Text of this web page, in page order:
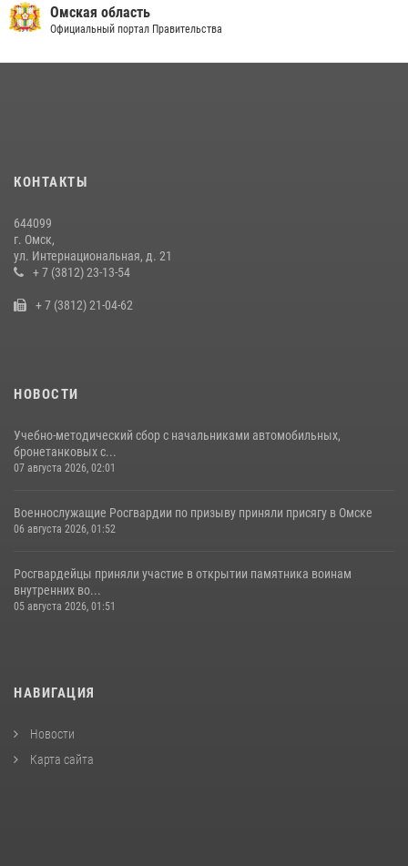
Росгвардия обеспечила безопасность уникального передвижного
музея «Поезд Победы» в Омске
пилотирования БПЛА в Омске
Росгвардия подвела итоги добровольной сдачи оружия в Омской
области
Омская область
Официальный портал Правительства
КОНТАКТЫ
644099
г. Омск,
ул. Интернациональная, д. 21
+ 7 (3812) 23-13-54
+ 7 (3812) 21-04-62
НОВОСТИ
Учебно-методический сбор с начальниками автомобильных,
бронетанковых с...
07 августа 2026, 02:01
Военнослужащие Росгвардии по призыву приняли присягу в Омске
06 августа 2026, 01:52
Росгвардейцы приняли участие в открытии памятника воинам
внутренних во...
05 августа 2026, 01:51
НАВИГАЦИЯ
Новости
Карта сайта